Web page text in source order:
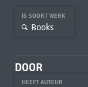
IS SOORT WERK
Books
DOOR
HEEFT AUTEUR